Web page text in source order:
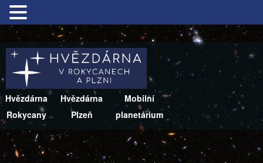
Hvězdárna
Rokycany
Hvězdárna
Plzeň
Mobilní
planetárium